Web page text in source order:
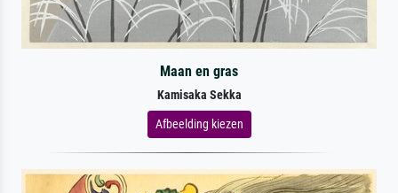
Maan en gras
Kamisaka Sekka
Afbeelding kiezen